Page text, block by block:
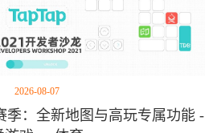
2026-08-07
季：全新地图与高玩专属功能 -